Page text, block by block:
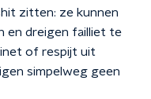
zitten: ze kunnen
en dreigen failliet te
of respijt uit
simpelweg geen